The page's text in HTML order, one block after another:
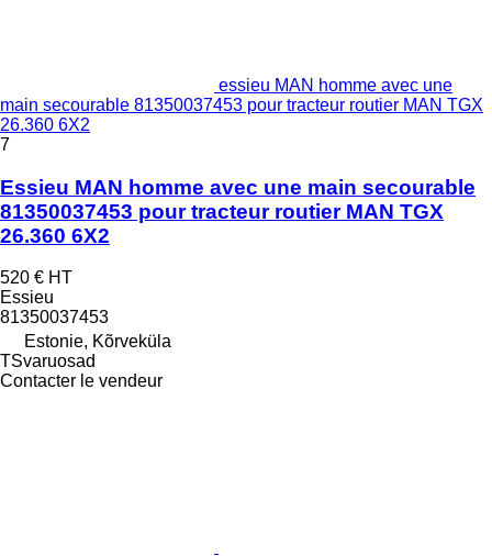
essieu MAN homme avec une
main secourable 81350037453 pour tracteur routier MAN TGX
26.360 6X2
7
Essieu MAN homme avec une main secourable
81350037453 pour tracteur routier MAN TGX
26.360 6X2
520 € HT
Essieu
81350037453
Estonie, Kõrveküla
TSvaruosad
Contacter le vendeur